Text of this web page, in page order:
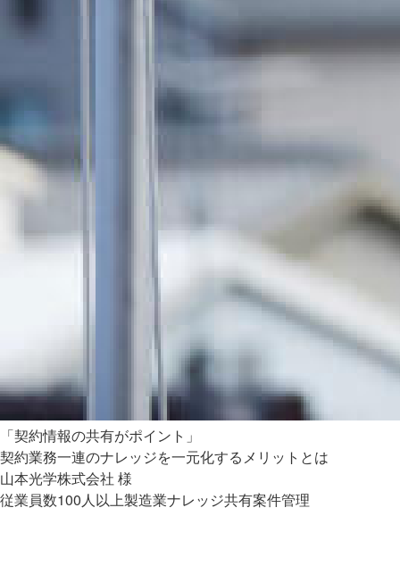
「契約情報の共有がポイント」
契約業務一連のナレッジを一元化するメリットとは
山本光学株式会社 様
従業員数100人以上製造業ナレッジ共有案件管理